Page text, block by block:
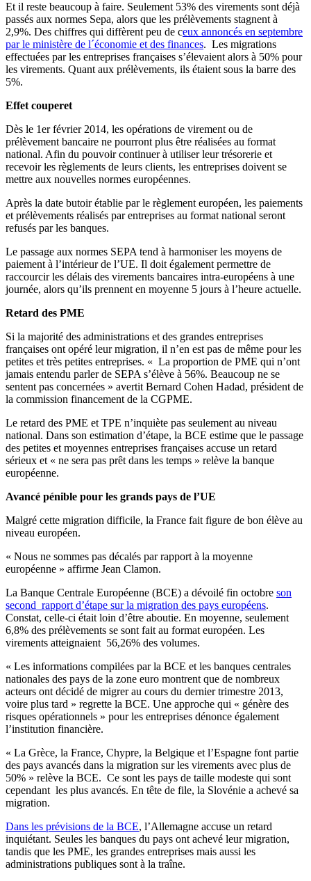
Et il reste beaucoup à faire. Seulement 53% des virements sont déjà
passés aux normes Sepa, alors que les prélèvements stagnent à
2,9%. Des chiffres qui diffèrent peu de ceux annoncés en septembre
par le ministère de l´économie et des finances. Les migrations
effectuées par les entreprises françaises s’élevaient alors à 50% pour
les virements. Quant aux prélèvements, ils étaient sous la barre des
5%.
Effet couperet
Dès le 1er février 2014, les opérations de virement ou de
prélèvement bancaire ne pourront plus être réalisées au format
national. Afin du pouvoir continuer à utiliser leur trésorerie et
recevoir les règlements de leurs clients, les entreprises doivent se
mettre aux nouvelles normes européennes.
Après la date butoir établie par le règlement européen, les paiements
et prélèvements réalisés par entreprises au format national seront
refusés par les banques.
Le passage aux normes SEPA tend à harmoniser les moyens de
paiement à l’intérieur de l’UE. Il doit également permettre de
raccourcir les délais des virements bancaires intra-européens à une
journée, alors qu’ils prennent en moyenne 5 jours à l’heure actuelle.
Retard des PME
Si la majorité des administrations et des grandes entreprises
françaises ont opéré leur migration, il n’en est pas de même pour les
petites et très petites entreprises. « La proportion de PME qui n’ont
jamais entendu parler de SEPA s’élève à 56%. Beaucoup ne se
sentent pas concernées » avertit Bernard Cohen Hadad, président de
la commission financement de la CGPME.
Le retard des PME et TPE n’inquiète pas seulement au niveau
national. Dans son estimation d’étape, la BCE estime que le passage
des petites et moyennes entreprises françaises accuse un retard
sérieux et « ne sera pas prêt dans les temps » relève la banque
européenne.
Avancé pénible pour les grands pays de l’UE
Malgré cette migration difficile, la France fait figure de bon élève au
niveau européen.
« Nous ne sommes pas décalés par rapport à la moyenne
européenne » affirme Jean Clamon.
La Banque Centrale Européenne (BCE) a dévoilé fin octobre son
second rapport d’étape sur la migration des pays européens.
Constat, celle-ci était loin d’être aboutie. En moyenne, seulement
6,8% des prélèvements se sont fait au format européen. Les
virements atteignaient 56,26% des volumes.
« Les informations compilées par la BCE et les banques centrales
nationales des pays de la zone euro montrent que de nombreux
acteurs ont décidé de migrer au cours du dernier trimestre 2013,
voire plus tard » regrette la BCE. Une approche qui « génère des
risques opérationnels » pour les entreprises dénonce également
l’institution financière.
« La Grèce, la France, Chypre, la Belgique et l’Espagne font partie
des pays avancés dans la migration sur les virements avec plus de
50% » relève la BCE. Ce sont les pays de taille modeste qui sont
cependant les plus avancés. En tête de file, la Slovénie a achevé sa
migration.
Dans les prévisions de la BCE, l’Allemagne accuse un retard
inquiétant. Seules les banques du pays ont achevé leur migration,
tandis que les PME, les grandes entreprises mais aussi les
administrations publiques sont à la traîne.